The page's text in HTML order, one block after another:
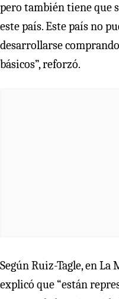
pero también tiene que
este país. Este país no
desarrollarse
básicos”, reforzó.
Según Ruiz-Tagle, en La
explicó que “están